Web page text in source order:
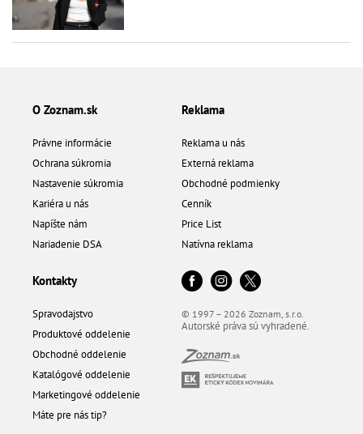
O Zoznam.sk
Právne informácie
Ochrana súkromia
Nastavenie súkromia
Kariéra u nás
Napíšte nám
Nariadenie DSA
Reklama
Reklama u nás
Externá reklama
Obchodné podmienky
Cenník
Price List
Natívna reklama
Kontakty
Spravodajstvo
Produktové oddelenie
Obchodné oddelenie
Katalógové oddelenie
Marketingové oddelenie
Máte pre nás tip?
© 1997 – 2026 Zoznam, s.r.o.
Autorské práva sú vyhradené.